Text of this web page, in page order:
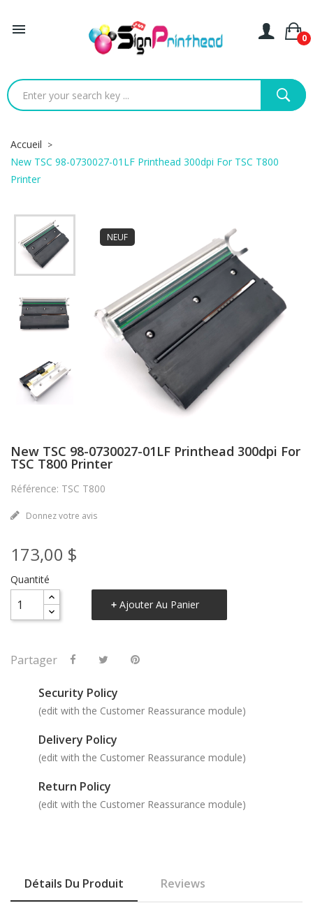

0
Accueil
New TSC 98-0730027-01LF Printhead 300dpi For TSC T800
Printer
NEUF
New TSC 98-0730027-01LF Printhead 300dpi For
TSC T800 Printer
Référence: TSC T800
Donnez votre avis
173,00 $
Quantité
Ajouter Au Panier
Partager
Security Policy
(edit with the Customer Reassurance module)
Delivery Policy
(edit with the Customer Reassurance module)
Return Policy
(edit with the Customer Reassurance module)
Détails Du Produit Reviews